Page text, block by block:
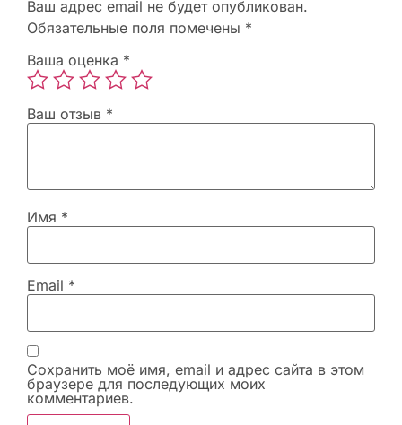
Ваш адрес email не будет опубликован.
Обязательные поля помечены *
Ваша оценка *
Ваш отзыв *
Имя *
Email *
Сохранить моё имя, email и адрес сайта в этом
браузере для последующих моих
комментариев.